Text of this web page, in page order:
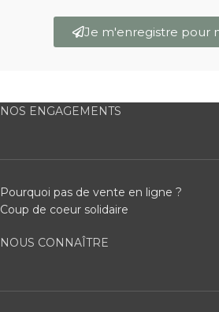
Je m'enregistre pour
NOS ENGAGEMENTS
Pourquoi pas de vente en ligne ?
Coup de coeur solidaire
NOUS CONNAÎTRE